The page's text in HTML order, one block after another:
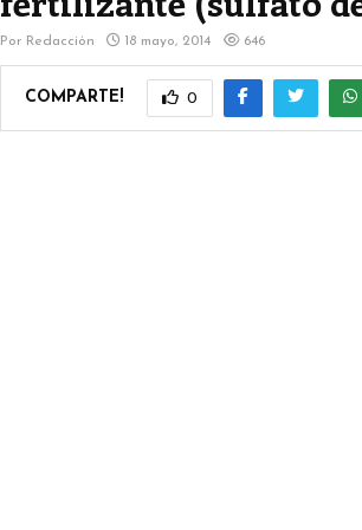
Por Redacción 18 mayo, 2014 646
COMPARTE! 0